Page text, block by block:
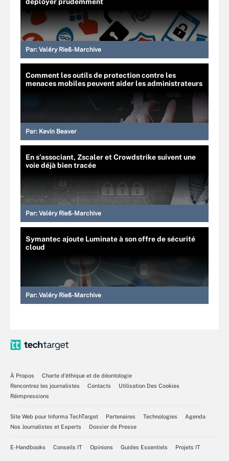
Par: Valéry Rieß-Marchive
Comment les outils de protection contre les
menaces mobiles peuvent aider les administrateurs
Par: Kevin Beaver
En s’associant, Zscaler et Crowdstrike suivent une
voie déjà bien tracée
Par: Valéry Rieß-Marchive
Symantec ajoute Luminate à son offre de sécurité
cloud
Par: Valéry Rieß-Marchive
À Propos
Charte d’éthique et de déontologie
Rencontrez les journalistes
Contacts
Utilisation Des Cookies
Réimpressions
Site Web pour Informa TechTarget Partenaires Technologies
Agenda
Nos Journalistes et Experts
Dossier de Presse
E-Handbooks Conseils IT Opinions Guides Essentiels Projets IT